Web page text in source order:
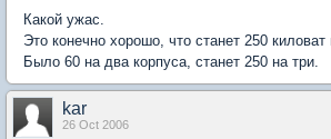
Какой ужас.
Это конечно хорошо, что станет 250
Было 60 на два корпуса, станет 250 на три.
kar
26 Oct 2006